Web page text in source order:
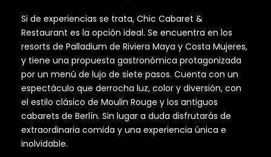
Si de experiencias se trata, Chic Cabaret &
Restaurant es la opción ideal. Se encuentra en los
resorts de Palladium de Riviera Maya y Costa Mujeres,
y tiene una propuesta gastronómica protagonizada
por un menú de lujo de siete pasos. Cuenta con un
espectáculo que derrocha luz, color y diversión, con
el estilo clásico de Moulin Rouge y los antiguos
cabarets de Berlín. Sin lugar a duda disfrutarás de
extraordinaria comida y una experiencia única e
inolvidable.